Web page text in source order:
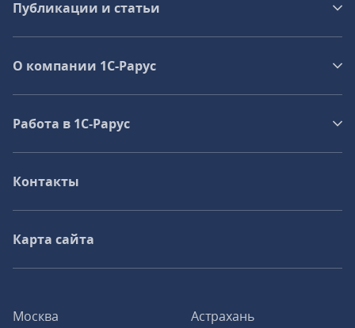
Москва
Астрахань
Публикации и статьи
О компании 1C-Рарус
Работа в 1С‑Рарус
Контакты
Карта сайта